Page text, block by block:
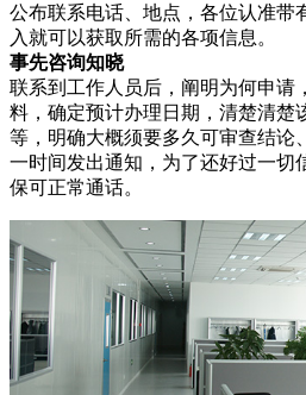
公布联系电话、地点，各位认准带
入就可以获取所需的各项信息。
事先咨询知晓
联系到工作人员后，阐明为何申请
料，确定预计办理日期，清楚清楚
等，明确大概须要多久可审查结论
一时间发出通知，为了还好过一切
保可正常通话。